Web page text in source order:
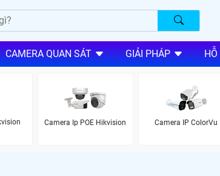
CAMERA QUAN SÁT GIẢI PHÁP
Camera Ip POE Hikvision Camera IP ColorVu